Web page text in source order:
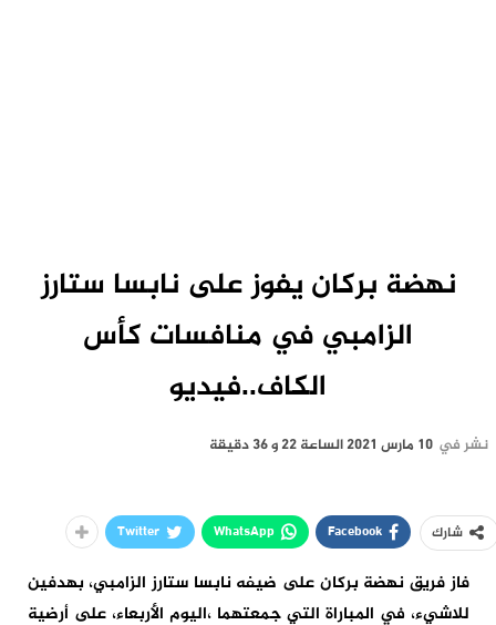
نهضة بركان يفوز على نابسا ستارز
الزامبي في منافسات كأس
الكاف..فيديو
نشر في 10 مارس 2021 الساعة 22 و 36 دقيقة
شارك Facebook
WhatsApp
Twitter
فاز فريق نهضة بركان على ضيفه نابسا ستارز الزامبي، بهدفين
للاشيء، في المباراة التي جمعتهما ،اليوم الأربعاء، على أرضية